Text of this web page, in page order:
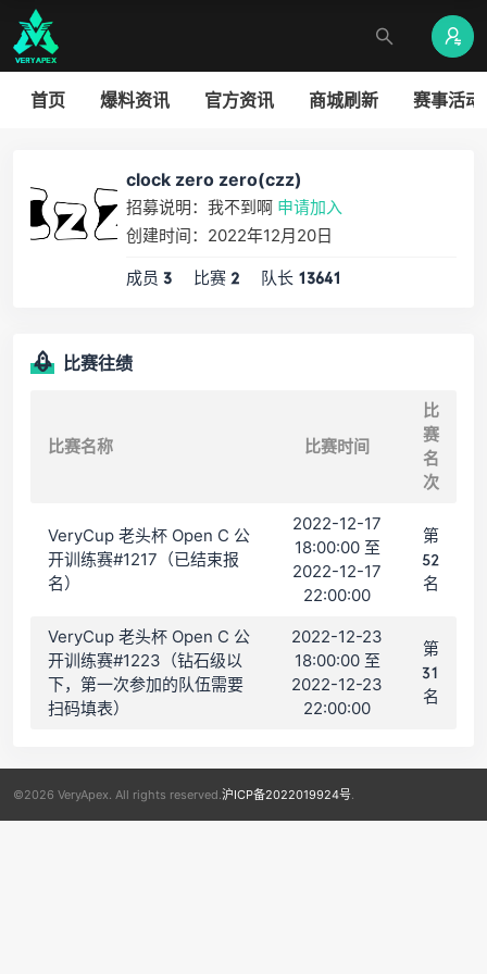
首页 爆料资讯 官方资讯 商城刷新 赛事活动
clock zero zero(czz)
招募说明：我不到啊 申请加入
创建时间：2022年12月20日
成员 3 比赛 2 队长 13641
比赛往绩
比赛名称 比赛时间
比
赛
名
次
VeryCup 老头杯 Open C 公
开训练赛#1217（已结束报
名）
2022-12-17
18:00:00 至
2022-12-17
22:00:00
第
52
名
VeryCup 老头杯 Open C 公
开训练赛#1223（钻石级以
下，第一次参加的队伍需要
扫码填表）
2022-12-23
18:00:00 至
2022-12-23
22:00:00
第
31
名
©2026 VeryApex. All rights reserved. 沪ICP备2022019924号